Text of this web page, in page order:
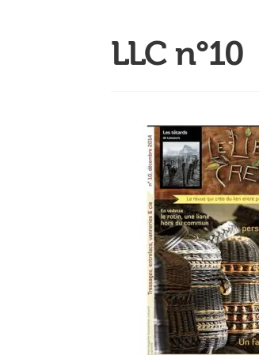
LLC n°10